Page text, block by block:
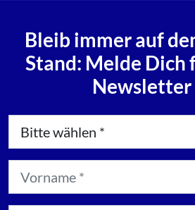
Bleib immer auf
Stand: Melde Dich
Newsletter